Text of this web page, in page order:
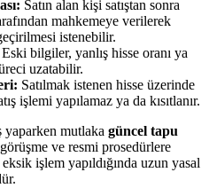
Satın alan kişi satıştan sonra
mahkemeye verilerek
istenebilir.
Eski bilgiler, yanlış hisse oranı ya
uzatabilir.
Satılmak istenen hisse üzerinde
işlemi yapılamaz ya da kısıtlanır.
yaparken mutlaka güncel tapu
ve resmi prosedürlere
işlem yapıldığında uzun yasal